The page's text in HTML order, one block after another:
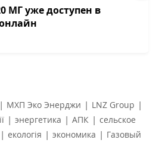
МГ уже доступен в
| МХП Эко Энерджи | LNZ Group |
| энергетика | АПК | сельское
| екологія | экономика | Газовый